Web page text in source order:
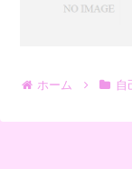
ホーム 自